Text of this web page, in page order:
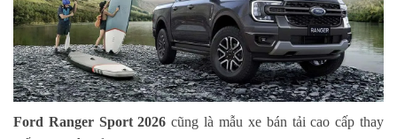
Ford Ranger Sport 2026 cũng là mẫu xe bán tải cao cấp thay